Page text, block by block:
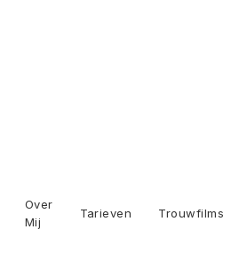
Over
Mij
Tarieven Trouwfilms
Videograaf